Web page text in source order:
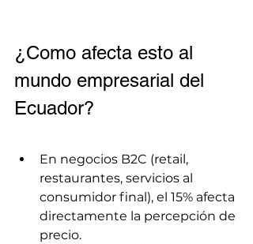
¿Como afecta esto al
mundo empresarial del
Ecuador?
En negocios B2C (retail,
restaurantes, servicios al
consumidor final), el 15% afecta
directamente la percepción de
precio.